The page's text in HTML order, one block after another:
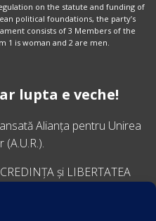
on the statute and funding of
political foundations, the party’s
consists of 3 Members of the
1 is woman and 2 are men.
lupta e veche!
Alianța pentru Unirea
(A.U.R.).
și LIBERTATEA